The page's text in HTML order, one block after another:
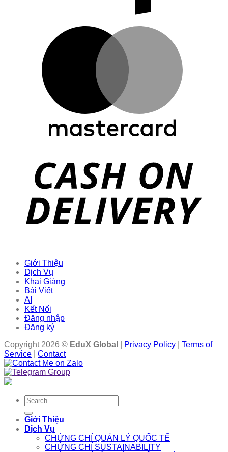
Giới Thiệu
Dịch Vụ
Khai Giảng
Bài Viết
AI
Kết Nối
Đăng nhập
Đăng ký
Copyright 2026 © EduX Global Privacy Policy
Terms of
Service
Contact
Search
for:
Giới Thiệu
Dịch Vụ
CHỨNG CHỈ QUẢN LÝ QUỐC TẾ
CHỨNG CHỈ SUSTAINABILITY